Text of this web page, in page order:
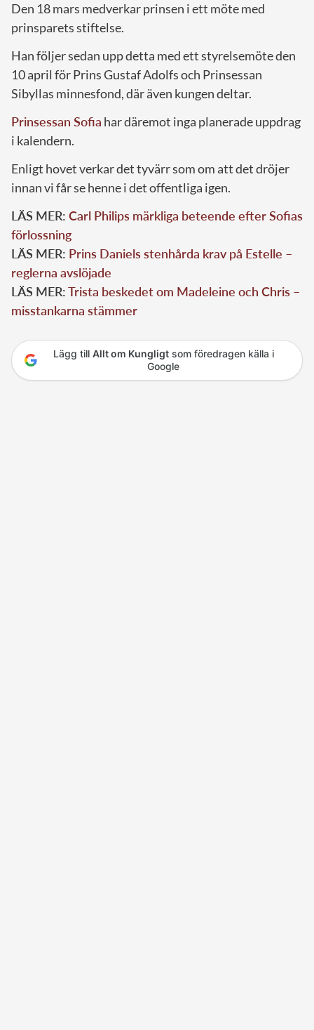
Den 18 mars medverkar prinsen i ett möte med
prinsparets stiftelse.
Han följer sedan upp detta med ett styrelsemöte den
10 april för Prins Gustaf Adolfs och Prinsessan
Sibyllas minnesfond, där även kungen deltar.
Prinsessan Sofia har däremot inga planerade uppdrag
i kalendern.
Enligt hovet verkar det tyvärr som om att det dröjer
innan vi får se henne i det offentliga igen.
LÄS MER: Carl Philips märkliga beteende efter Sofias
förlossning
LÄS MER: Prins Daniels stenhårda krav på Estelle –
reglerna avslöjade
LÄS MER:Trista beskedet om Madeleine och Chris –
misstankarna stämmer
Lägg till Allt om Kungligtsom föredragen källa i
Google